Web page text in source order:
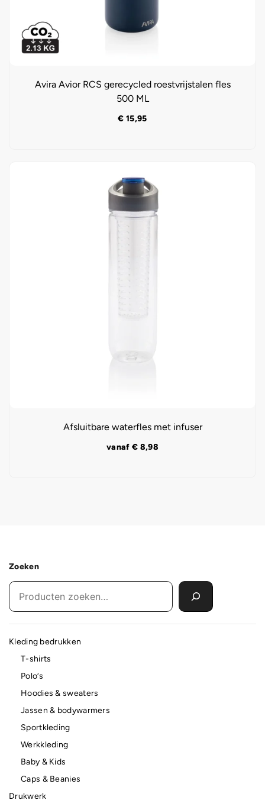
Avira Avior RCS gerecycled roestvrijstalen fles
500 ML
€ 15,95
Afsluitbare waterfles met infuser
vanaf € 8,98
Zoeken
Kleding bedrukken
T-shirts
Polo’s
Hoodies & sweaters
Jassen & bodywarmers
Sportkleding
Werkkleding
Baby & Kids
Caps & Beanies
Drukwerk